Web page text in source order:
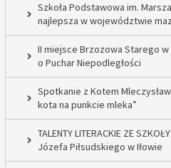
Szkoła Podstawowa im.
najlepsza w województwie
II miejsce Brzozowa Starego
o Puchar Niepodległości
Spotkanie z Kotem
kota na punkcie mleka”
TALENTY LITERACKIE ZE
Józefa Piłsudskiego w Iłowie